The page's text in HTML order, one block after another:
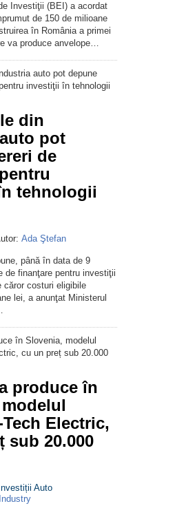
Investiţii (BEI) a acordat
de 150 de milioane
în România a primei
va produce anvelope…
din
pot
de
tehnologii
Ada Ştefan
până în data de 9
de finanţare pentru investiţii
căror costuri eligibile
lei, a anunţat Ministerul
produce în
Electric,
sub 20.000
Investiții Auto